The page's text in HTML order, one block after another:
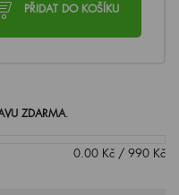
PŘIDAT DO KOŠÍKU
ZDARMA.
0.00 Kč / 990 Kč